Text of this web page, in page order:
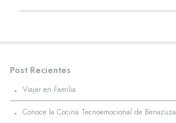
Post Recientes
· Viajar en Familia
· Conoce la Cocina Tecnoemocional de Benazuza